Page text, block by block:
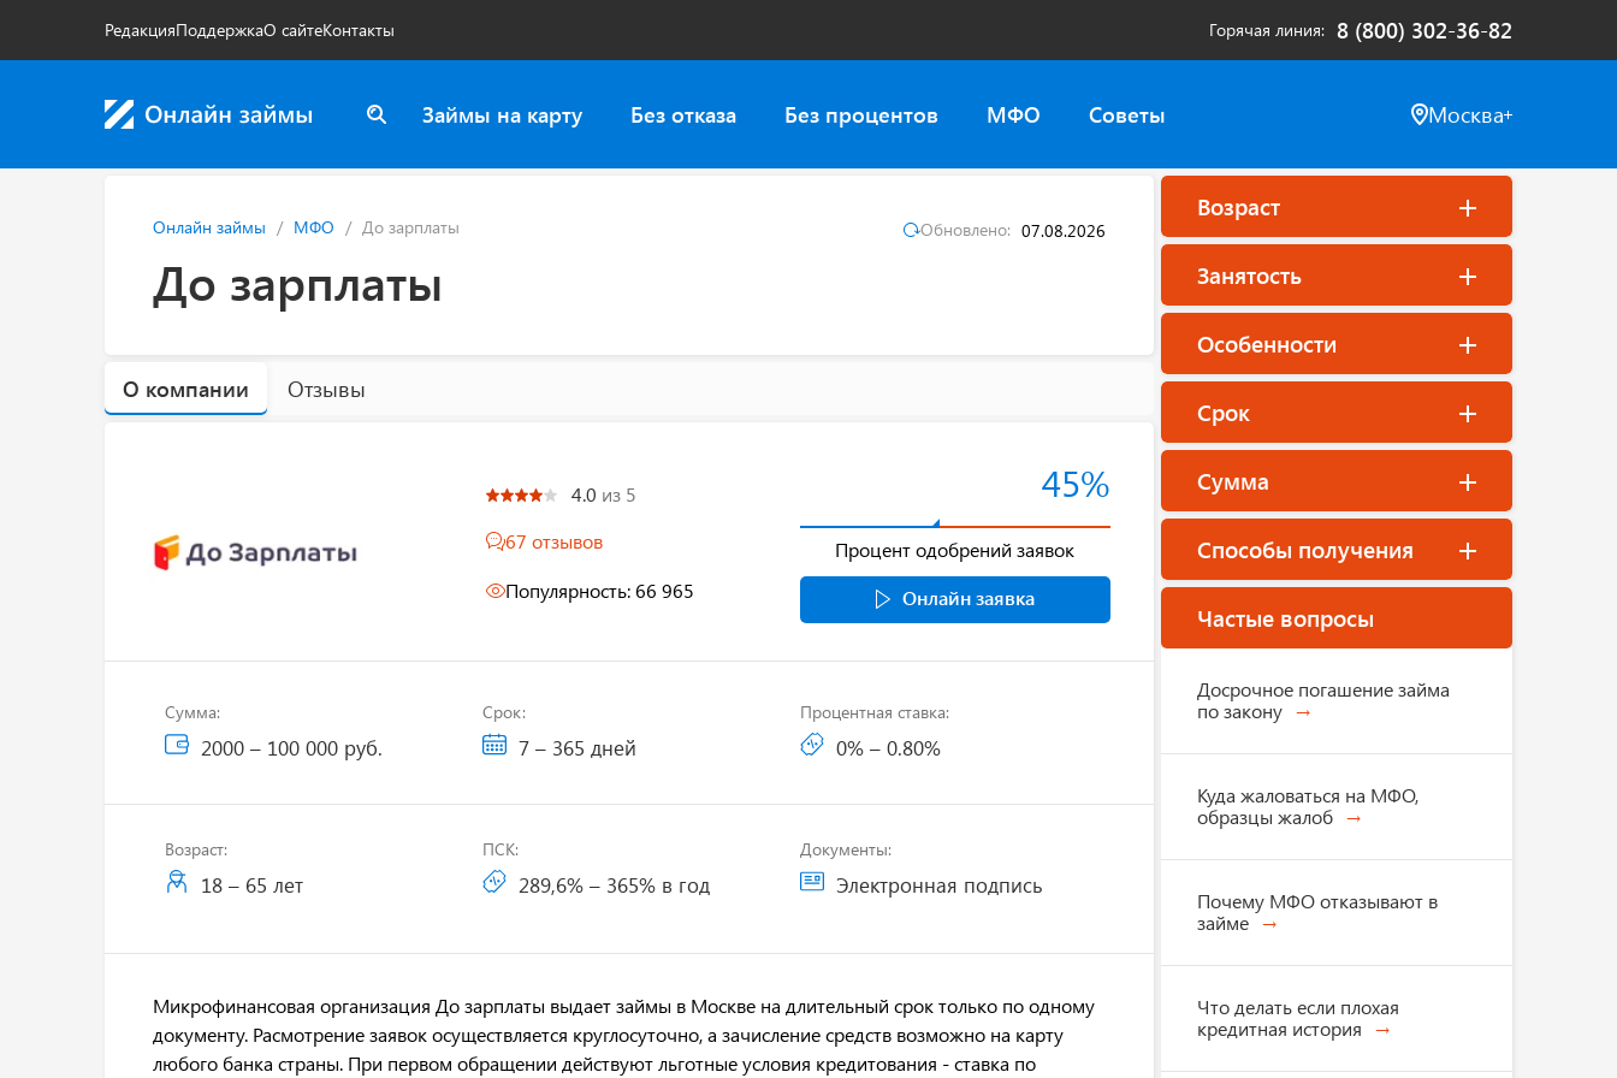
РедакцияПоддержкаО сайтеКонтакты Горячая линия 8 (800) 302-36-82
Займы на карту Без отказа Без процентов МФО Советы Москва
Онлайн займы МФО До зарплаты
До зарплаты
Обновлено: 07.08.2026
О компании Отзывы
4.0 из 5
67 отзывов
Популярность: 66 965
45%
Процент одобрений заявок
Онлайн заявка
Сумма:
2000 – 100 000 руб.
Срок:
7 – 365 дней
Процентная ставка:
0% – 0.80%
Возраст:
18 – 65 лет
ПСК:
289,6% – 365% в год
Документы:
Электронная подпись
Микрофинансовая организация До зарплаты выдает займы в Москве на длительный срок только по одному
документу. Расмотрение заявок осуществляется круглосуточно, а зачисление средств возможно на карту
любого банка страны. При первом обращении действуют льготные условия кредитования - ставка по
Возраст
Занятость
Особенности
Срок
Сумма
Способы получения
Частые вопросы
Досрочное погашение займа
по закону
Куда жаловаться на МФО,
образцы жалоб
Почему МФО отказывают в
займе
Что делать если плохая
кредитная история